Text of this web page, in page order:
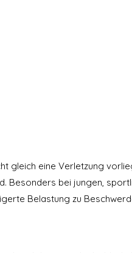
gleich eine Verletzung
Besonders bei jungen,
Belastung zu